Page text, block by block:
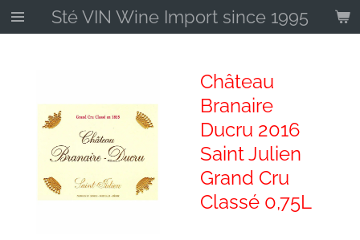
Ga
direct
Sté VIN Wine Import since 1995
Château
Branaire
Ducru 2016
Saint Julien
Grand Cru
Classé 0,75L